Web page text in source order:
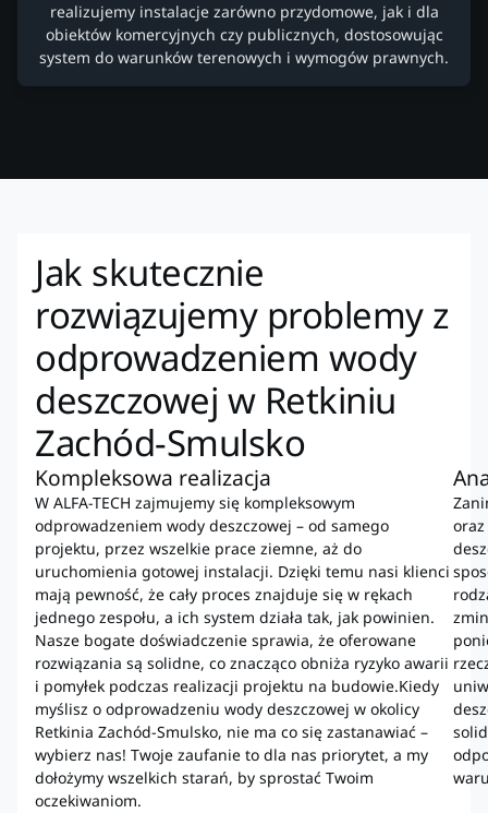
realizujemy instalacje zarówno przydomowe, jak i dla
obiektów komercyjnych czy publicznych, dostosowując
system do warunków terenowych i wymogów prawnych.
Jak skutecznie
rozwiązujemy problemy z
odprowadzeniem wody
deszczowej w Retkiniu
Zachód-Smulsko
Kompleksowa realizacja
W ALFA-TECH zajmujemy się kompleksowym
odprowadzeniem wody deszczowej – od samego
projektu, przez wszelkie prace ziemne, aż do
uruchomienia gotowej instalacji. Dzięki temu nasi klienci
mają pewność, że cały proces znajduje się w rękach
jednego zespołu, a ich system działa tak, jak powinien.
Nasze bogate doświadczenie sprawia, że oferowane
rozwiązania są solidne, co znacząco obniża ryzyko awarii
i pomyłek podczas realizacji projektu na budowie.Kiedy
myślisz o odprowadzeniu wody deszczowej w okolicy
Retkinia Zachód-Smulsko, nie ma co się zastanawiać –
wybierz nas! Twoje zaufanie to dla nas priorytet, a my
dołożymy wszelkich starań, by sprostać Twoim
oczekiwaniom.